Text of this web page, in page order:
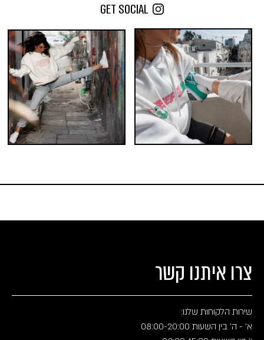
GET SOCIAL
צרו איתנו קשר
שירות הלקוחות שלנו:
א' - ה' בין השעות 08:00-20:00